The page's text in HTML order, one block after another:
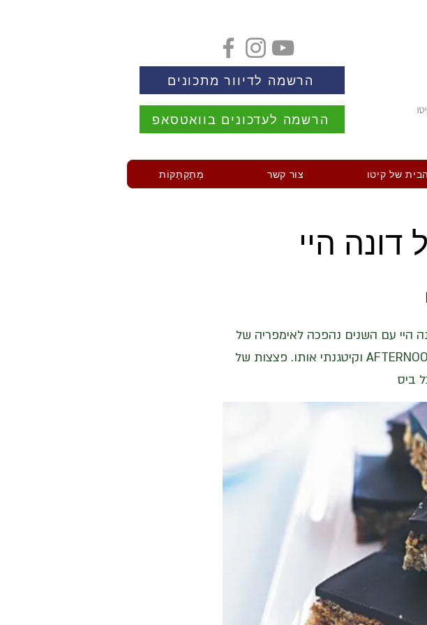
הרשמה לדיוור מתכונים
הרשמה לעדכונים בוואטסאפ
הבית של קיטו צור קשר מְתַקְתַּקּוֹת
היי
היי עם השנים נהפכה לאימפריה של
עשיה קולינרית. לקחתי מתכון שנקרא AFTERNOON TEA SLICE וקיטגנתי אותו. פצצות של
ביס